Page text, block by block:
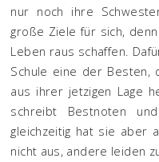
nur noch ihre
große Ziele für sich,
Leben raus schaffen.
Schule eine der Besten,
aus ihrer jetzigen Lage
schreibt Bestnoten
gleichzeitig hat sie aber
nicht aus, andere leiden